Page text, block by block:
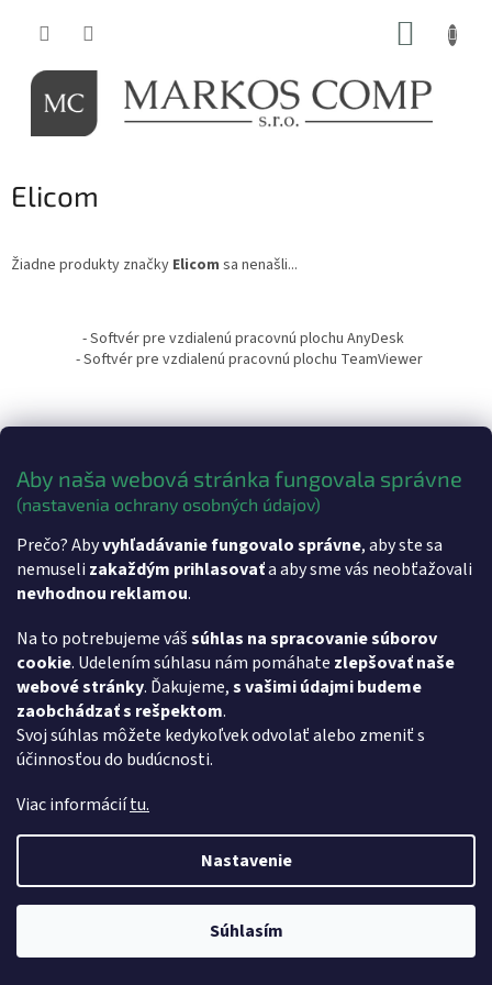
Aby naša webová stránka fungovala správne
(nastavenia ochrany osobných údajov)
Prečo? Abyvyhľadávanie fungovalo správne, aby ste sa
nemuseli zakaždým prihlasovaťa aby sme vás neobťažovali
nevhodnou reklamou.
Na to potrebujeme vášsúhlas na spracovanie súborov
cookie. Udelením súhlasu nám pomáhate zlepšovať naše
webové stránky. Ďakujeme,s vašimi údajmi budeme
zaobchádzať s rešpektom.
Svoj súhlas môžete kedykoľvek odvolať alebo zmeniť s
účinnosťou do budúcnosti.
Viac informáciítu.
Nastavenie
Súhlasím
Elicom
Žiadne produkty značky Elicom sa nenašli...
i
- Softvér pre vzdialenú pracovnú plochu AnyDesk
- Softvér pre vzdialenú pracovnú plochu TeamViewer
Vytvoril Shoptet
Copyright 2026MARKOS COMP s.r.o.. Všetky práva vyhradené.